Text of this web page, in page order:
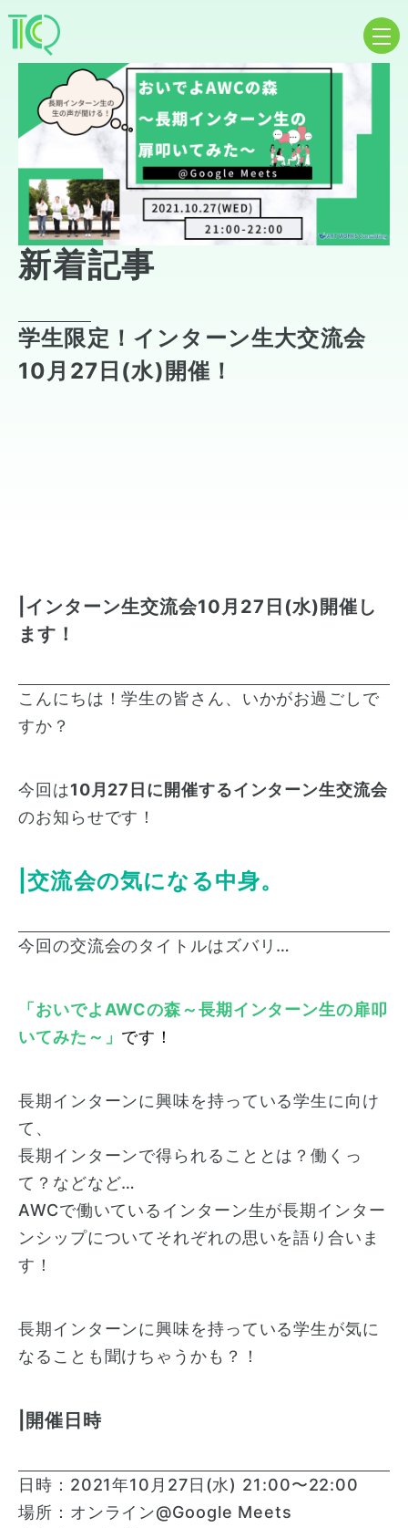
新着記事
学生限定！インターン生大交流会
10月27日(水)開催！
|インターン生交流会10月27日(水)開催し
ます！
こんにちは！学生の皆さん、いかがお過ごしで
すか？
今回は10月27日に開催するインターン生交流会
のお知らせです！
|交流会の気になる中身。
今回の交流会のタイトルはズバリ…
「おいでよAWCの森～長期インターン生の扉叩
いてみた～」 です！
長期インターンに興味を持っている学生に向け
て、
長期インターンで得られることとは？働くっ
て？などなど…
AWCで働いているインターン生が長期インター
ンシップについてそれぞれの思いを語り合いま
す！
長期インターンに興味を持っている学生が気に
なることも聞けちゃうかも？！
|開催日時
日時：2021年10月27日(水) 21:00〜22:00
場所：オンライン@Google Meets